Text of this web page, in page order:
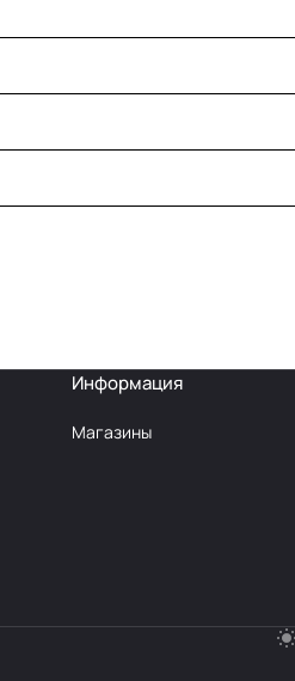
Информация
Магазины